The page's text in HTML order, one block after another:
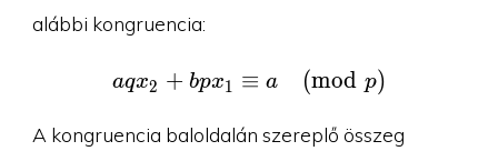
alábbi kongruencia:
aqx_2 + bpx_1 \equiv
aqx2 + bpx1 ≡ a (mod p)
A kongruencia baloldalán szereplő összeg